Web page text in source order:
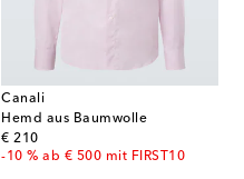
Canali
Hemd aus Baumwolle
€ 210
original price
-10 % ab € 500 mit FIRST10